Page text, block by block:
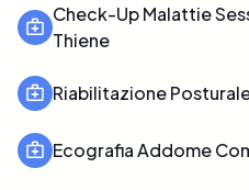
Check-Up Malattie
Thiene
Riabilitazione
Ecografia Addome